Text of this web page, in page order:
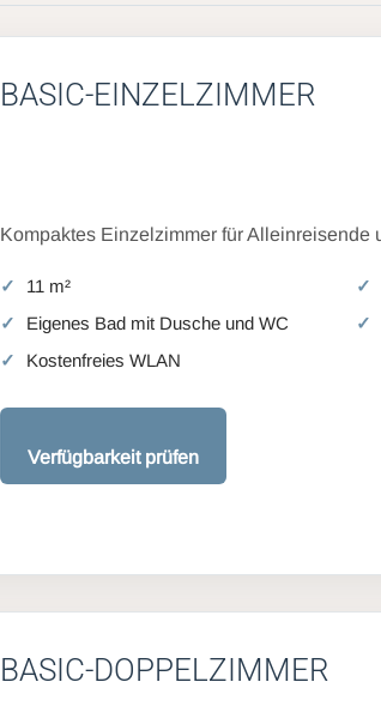
BASIC-EINZELZIMMER
Kompaktes Einzelzimmer für Alleinreisende
11 m²
Eigenes Bad mit Dusche und WC
Kostenfreies WLAN
Verfügbarkeit prüfen
BASIC-DOPPELZIMMER